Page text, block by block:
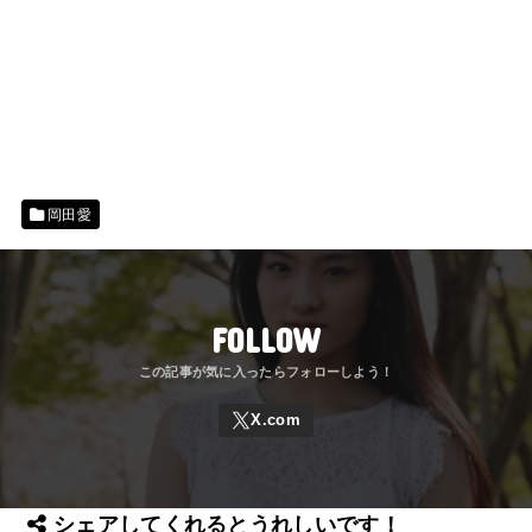
岡田愛
FOLLOW
シェアしてくれるとうれしいです！